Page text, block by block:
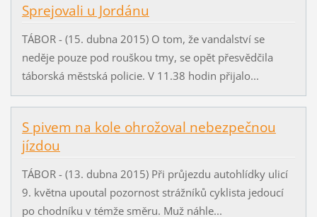
Sprejovali u Jordánu
TÁBOR - (15. dubna 2015) O tom, že vandalství se
neděje pouze pod rouškou tmy, se opět přesvědčila
táborská městská policie. V 11.38 hodin přijalo...
S pivem na kole ohrožoval nebezpečnou
jízdou
TÁBOR - (13. dubna 2015) Při průjezdu autohlídky ulicí
9. května upoutal pozornost strážníků cyklista jedoucí
po chodníku v témže směru. Muž náhle...